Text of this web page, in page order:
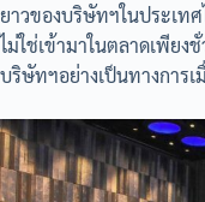
ยาวของบริษัทฯในประเท
ไม่ใช่เข้ามาในตลาดเพียง
บริษัทฯอย่างเป็นทางการ